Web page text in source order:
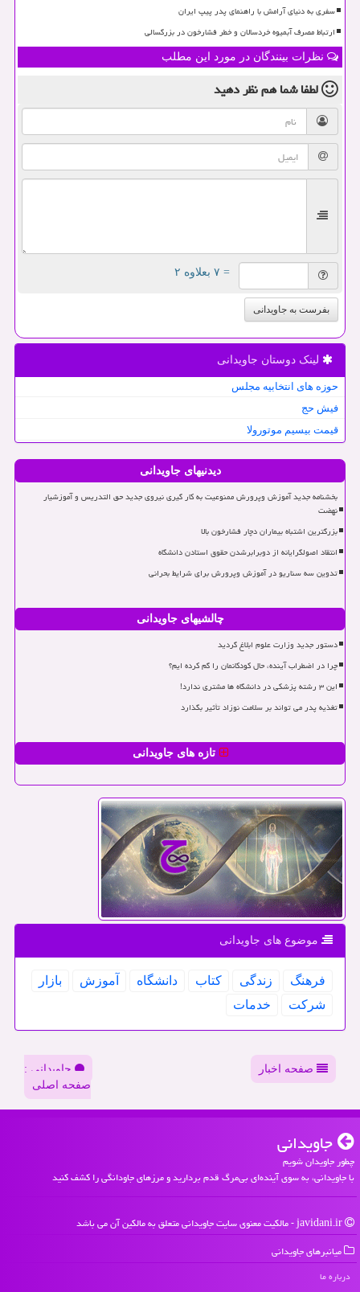
سفری به دنیای آرامش با راهنمای پدر پیپ ایران
ارتباط مصرف آبمیوه خردسالان و خطر فشارخون در بزرگسالی
نظرات بینندگان در مورد این مطلب
لطفا شما همنظر دهید
= ۷ بعلاوه ۲
بفرست به جاویدانی
لینک دوستان جاویدانی
حوزه های انتخابیه مجلس
فیش حج
قیمت بیسیم موتورولا
دیدنیهای جاویدانی
بخشنامه جدید آموزش وپرورش ممنوعیت به کار گیری نیروی جدید حق التدریس و آموزشیار
نهضت
بزرگترین اشتباه بیماران دچار فشارخون بالا
انتقاد اصولگرایانه از دوبرابرشدن حقوق استادن دانشگاه
تدوین سه سناریو در آموزش وپرورش برای شرایط بحرانی
چالشیهای جاویدانی
دستور جدید وزارت علوم ابلاغ گردید
چرا در اضطراب آینده، حال کودکانمان را گم کرده ایم؟
این ۳ رشته پزشکی در دانشگاه ها مشتری ندارد!
تغذیه پدر می تواند بر سلامت نوزاد تأثیر بگذارد
تازه های جاویدانی
موضوع های جاویدانی
فرهنگ زندگی كتاب دانشگاه آموزش
بازار
شركت
خدمات
صفحه اخبار
جاویدانی :
صفحه اصلی
جاویدانی
چطور جاویدان شویم
با جاویدانی، به سوی آینده‌ای بی‌مرگ قدم بردارید و مرزهای جاودانگی را کشف کنید
میانبرهای جاویدانی
درباره ما